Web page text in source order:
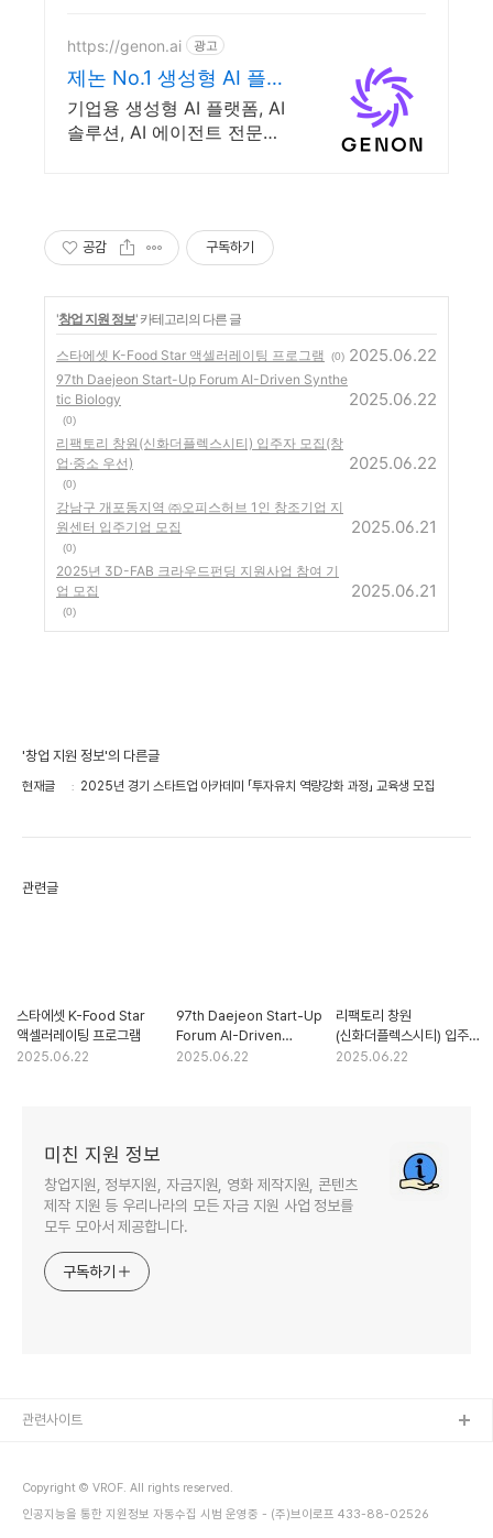
창출 자산으로 전환합니다.
https://genon.ai 광고
제논 No.1 생성형 AI 플랫
폼
기업용 생성형 AI 플랫폼, AI
솔루션, AI 에이전트 전문기
다.
공감 구독하기
'창업 지원 정보' 카테고리의 다른 글
스타에셋 K-Food Star 액셀러레이팅 프로그램 (0) 2025.06.22
97th Daejeon Start-Up Forum AI-Driven Synthe
tic Biology
(0)
2025.06.22
리팩토리 창원(신화더플렉스시티) 입주자 모집(창
업·중소 우선)
(0)
2025.06.22
강남구 개포동지역 ㈜오피스허브 1인 창조기업 지
원센터 입주기업 모집
(0)
2025.06.21
2025년 3D-FAB 크라우드펀딩 지원사업 참여 기
업 모집
(0)
2025.06.21
'창업 지원 정보'의 다른글
현재글 2025년 경기 스타트업 아카데미 「투자유치 역량강화 과정」 교육생 모집
관련글
스타에셋 K-Food Star
액셀러레이팅 프로그램
2025.06.22
97th Daejeon Start-Up
Forum AI-Driven
Synthetic Biology
2025.06.22
리팩토리 창원
(신화더플렉스시티) 입주자
모집(창업·중소 우선)
2025.06.22
미친 지원 정보
창업지원, 정부지원, 자금지원, 영화 제작지원, 콘텐츠
제작 지원 등 우리나라의 모든 자금 지원 사업 정보를
모두 모아서 제공합니다.
구독하기
Copyright © VROF. All rights reserved.
인공지능을 통한 지원정보 자동수집 시범 운영중 - (주)브이로프 433-88-02526
관련사이트